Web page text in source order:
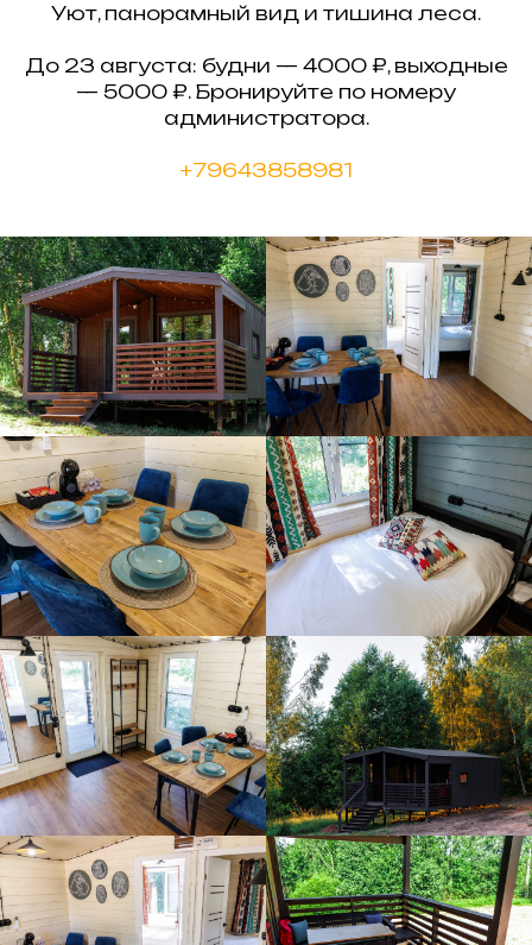
Уют, панорамный вид и тишина леса.
До 23 августа: будни — 4000 ₽, выходные
— 5000 ₽. Бронируйте по номеру
администратора.
+79643858981